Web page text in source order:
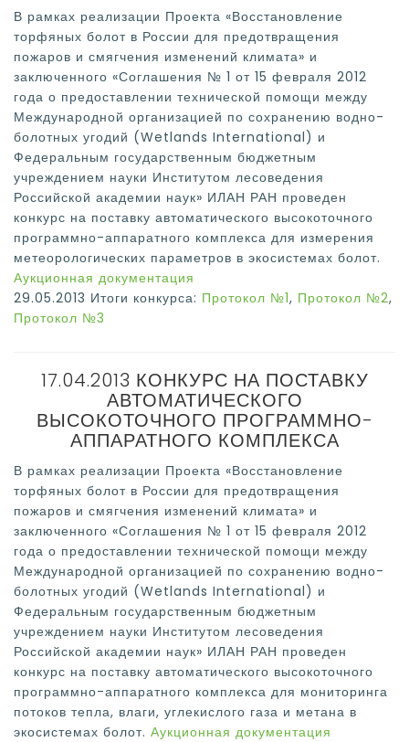
В рамках реализации Проекта «Восстановление
торфяных болот в России для предотвращения
пожаров и смягчения изменений климата» и
заключенного «Соглашения № 1 от 15 февраля 2012
года о предоставлении технической помощи между
Международной организацией по сохранению водно-
болотных угодий (Wetlands International) и
Федеральным государственным бюджетным
учреждением науки Институтом лесоведения
Российской академии наук» ИЛАН РАН проведен
конкурс на поставку автоматического высокоточного
программно-аппаратного комплекса для измерения
метеорологических параметров в экосистемах болот.
Аукционная документация
29.05.2013 Итоги конкурса: Протокол №1, Протокол №2,
Протокол №3
17.04.2013 КОНКУРС НА ПОСТАВКУ
АВТОМАТИЧЕСКОГО
ВЫСОКОТОЧНОГО ПРОГРАММНО-
АППАРАТНОГО КОМПЛЕКСА
В рамках реализации Проекта «Восстановление
торфяных болот в России для предотвращения
пожаров и смягчения изменений климата» и
заключенного «Соглашения № 1 от 15 февраля 2012
года о предоставлении технической помощи между
Международной организацией по сохранению водно-
болотных угодий (Wetlands International) и
Федеральным государственным бюджетным
учреждением науки Институтом лесоведения
Российской академии наук» ИЛАН РАН проведен
конкурс на поставку автоматического высокоточного
программно-аппаратного комплекса для мониторинга
потоков тепла, влаги, углекислого газа и метана в
экосистемах болот. Аукционная документация